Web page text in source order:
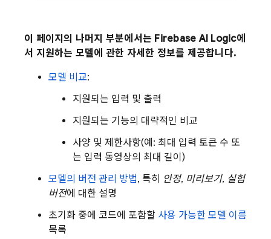
이 페이지의 나머지 부분에서는 Firebase AI Logic에
서 지원하는 모델에 관한 자세한 정보를 제공합니다.
모델 비교:
지원되는 입력 및 출력
지원되는 기능의 대략적인 비교
사양 및 제한사항(예: 최대 입력 토큰 수 또
는 입력 동영상의 최대 길이)
모델의 버전 관리 방법, 특히 안정, 미리보기, 실험
버전에 대한 설명
초기화 중에 코드에 포함할 사용 가능한 모델 이름
목록